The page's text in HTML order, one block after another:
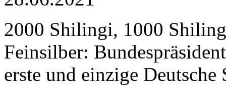
2000 Shilingi, 1000
Feinsilber:
erste und einzige Deutsche